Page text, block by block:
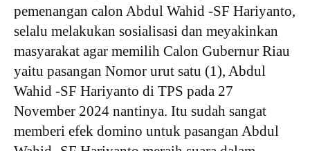
pemenangan calon Abdul Wahid -SF Hariyanto,
selalu melakukan sosialisasi dan meyakinkan
masyarakat agar memilih Calon Gubernur Riau
yaitu pasangan Nomor urut satu (1), Abdul
Wahid -SF Hariyanto di TPS pada 27
November 2024 nantinya. Itu sudah sangat
memberi efek domino untuk pasangan Abdul